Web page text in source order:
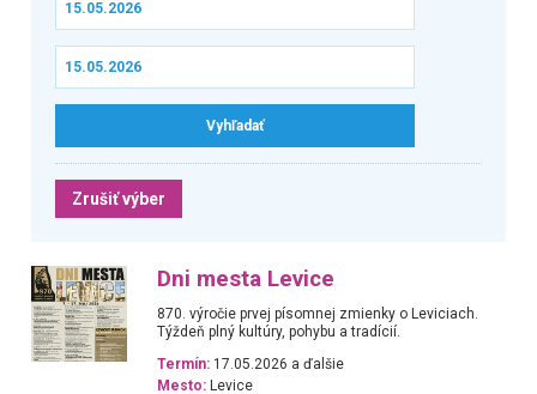
Zrušiť výber
Dni mesta Levice
870. výročie prvej písomnej zmienky o Leviciach.
Týždeň plný kultúry, pohybu a tradícií.
Termín: 17.05.2026 a ďalšie
Mesto: Levice